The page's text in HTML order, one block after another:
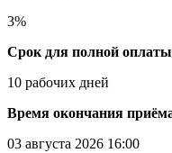
3%
Срок для полной
10 рабочих дней
Время окончания
03 августа 2026 16:00